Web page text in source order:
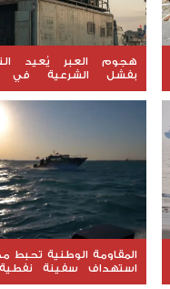
هجوم العبر يُعيد
بفشل الشرعية في
الاتصالات
المقاومة الوطنية تحبط
استهداف سفينة
البحر الأحمر